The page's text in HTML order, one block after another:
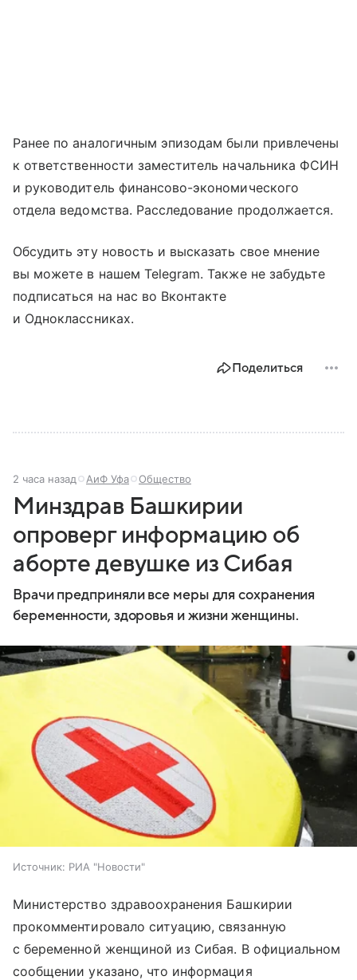
Ранее по аналогичным эпизодам были привлечены
к ответственности заместитель начальника ФСИН
и руководитель финансово-экономического
отдела ведомства. Расследование продолжается.
Обсудить эту новость и высказать свое мнение
вы можете в нашем Telegram. Также не забудьте
подписаться на нас во Вконтакте
и Одноклассниках.
Поделиться
2 часа назад АиФ Уфа Общество
Минздрав Башкирии
опроверг информацию об
аборте девушке из Сибая
Врачи предприняли все меры для сохранения
беременности, здоровья и жизни женщины.
Источник: РИА "Новости"
Министерство здравоохранения Башкирии
прокомментировало ситуацию, связанную
с беременной женщиной из Сибая. В официальном
сообщении указано, что информация